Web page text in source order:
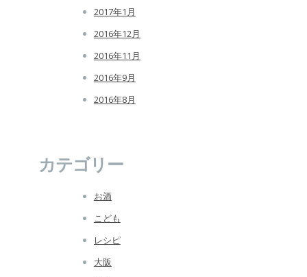
2017年1月
2016年12月
2016年11月
2016年9月
2016年8月
カテゴリー
お酒
こども
レシピ
大阪